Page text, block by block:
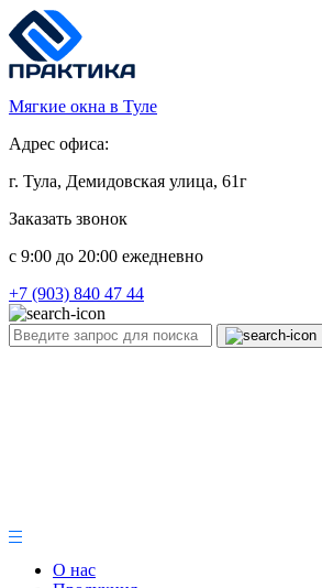
Мягкие окна в Туле
Адрес офиса:
г. Тула, Демидовская улица, 61г
Заказать звонок
c 9:00 до 20:00 ежедневно
+7 (903) 840 47 44
О нас